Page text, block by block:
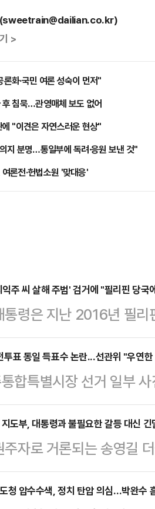
(sweetrain@dailian.co.kr)
>
화·국민 여론 성숙이 먼저"
침묵…관영매체 보도 없어
"이견은 자연스러운 현상"
지 분명…통일부에 독려·응원 보낸 것"
론전·헌법소원 '맞대응'
주 씨 살해 주범' 검거에 "필리핀 당국
통령은 지난 2016년 필
주범이 검거되자 필리핀
은 9일 사회관계망서비
살해한 현지 전직 경찰을
드린다"고 밝혔다.외교부
직 필리핀 경찰청 마약
거됐다.지 씨 살해 사건
, 그동안…
투표 동일 득표수 논란...선관위 "우연
합특별시장 선거 일부
타나면서 의혹이 제기됐
다.전남선관위는 9일 해
나타난 지역의 개표 상
표수 등 전체 투표 데이
다.이어 "관내 사전투표
도부, 대통령과 불필요한 갈등 대신
주자로 거론되는 송영길
불필요한 갈등으로 에
혁을 추동해야 한다"고
청 압수수색, 정치 탄압 의심…박완수